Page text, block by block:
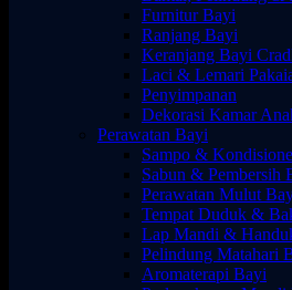
Furnitur Bayi
Ranjang Bayi
Keranjang Bayi
Laci & Lemari
Penyimpanan
Dekorasi Kamar
Perawatan Bayi
Sampo &
Sabun & Pembersih
Perawatan Mulut
Tempat Duduk &
Lap Mandi &
Pelindung Matahari
Aromaterapi Bayi